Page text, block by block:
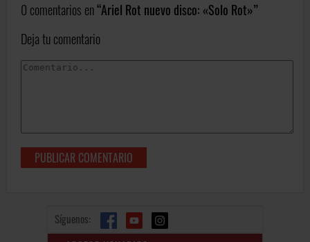
0 comentarios en Ariel Rot nuevo disco: «Solo Rot»
Deja tu comentario
Síguenos: